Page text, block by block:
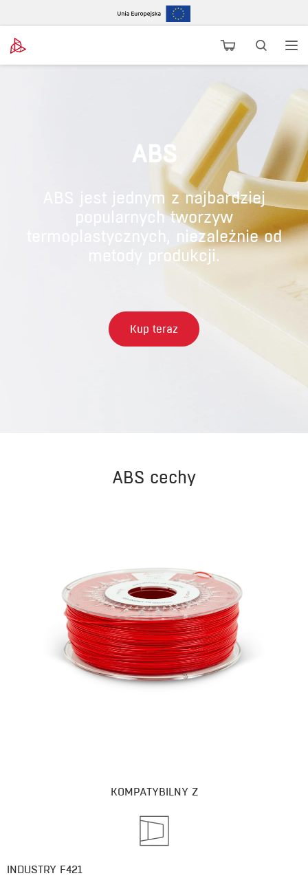
ABS
ABS jest jednym z najbardziej
popularnych tworzyw
termoplastycznych, niezależnie od
metody produkcji.
Kup teraz
ABS cechy
KOMPATYBILNY Z
INDUSTRY F421